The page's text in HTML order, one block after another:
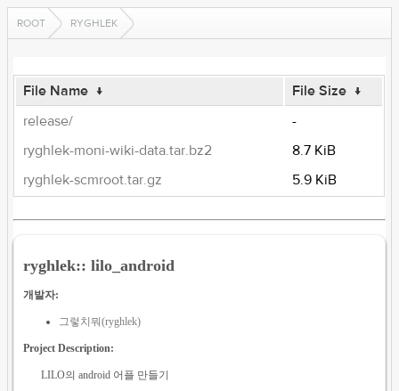
ROOT RYGHLEK
File Name ↓ File Size ↓
release/
-
ryghlek-moni-wiki-data.tar.bz2
8.7 KiB
ryghlek-scmroot.tar.gz
5.9 KiB
ryghlek:: lilo_android
개발자:
그렇치뭐(ryghlek)
Project Description:
LILO의 android 어플 만들기